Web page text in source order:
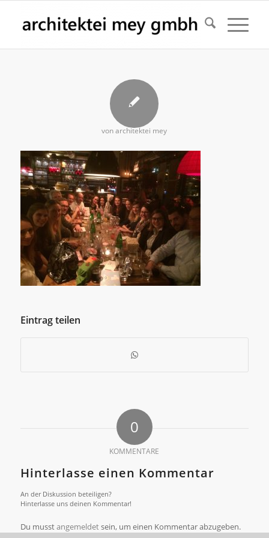
vonarchitektei mey
Eintrag teilen
0
KOMMENTARE
Hinterlasse einen Kommentar
An der Diskussion beteiligen?
Hinterlasse uns deinen Kommentar!
Du musstangemeldetsein, um einen Kommentar abzugeben.